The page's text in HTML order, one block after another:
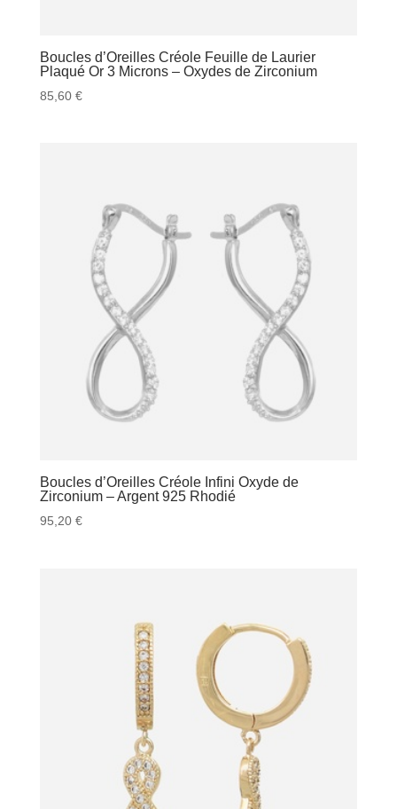
Boucles d’Oreilles Créole Feuille de Laurier
Plaqué Or 3 Microns – Oxydes de Zirconium
85,60 €
Boucles d’Oreilles Créole Infini Oxyde de
Zirconium – Argent 925 Rhodié
95,20 €